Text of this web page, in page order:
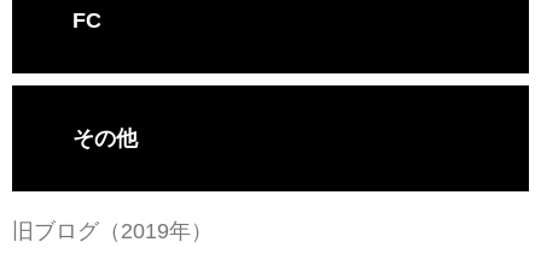
FC
その他
旧ブログ（2019年）